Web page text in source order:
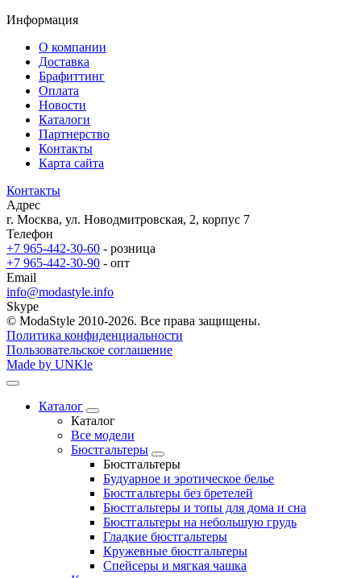
Информация
О компании
Доставка
Брафиттинг
Оплата
Новости
Каталоги
Партнерство
Контакты
Карта сайта
Контакты
Адрес
г. Москва, ул. Новодмитровская, 2, корпус 7
Телефон
+7 965-442-30-60 - розница
+7 965-442-30-90 - опт
Email
info@modastyle.info
Skype
© ModaStyle 2010-2026. Все права защищены.
Политика конфиденциальности
Пользовательское соглашение
Made by UNKle
Каталог
Каталог
Все модели
Бюстгальтеры
Бюстгальтеры
Будуарное и эротическое белье
Бюстгальтеры без бретелей
Бюстгальтеры и топы для дома и сна
Бюстгальтеры на небольшую грудь
Гладкие бюстгальтеры
Кружевные бюстгальтеры
Спейсеры и мягкая чашка